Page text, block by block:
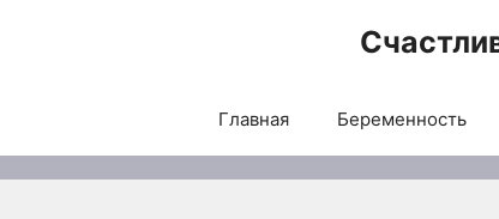
Главная Беременность